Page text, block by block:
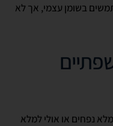
בשומן עצמי, אך לא
נפחים או אולי למלא